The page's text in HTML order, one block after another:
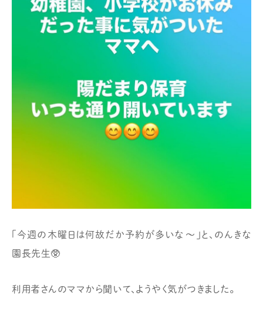
「今週の木曜日は何故だか予約が多いな〜」と、のんきな
園長先生🥸
利用者さんのママから聞いて、ようやく気がつきました。